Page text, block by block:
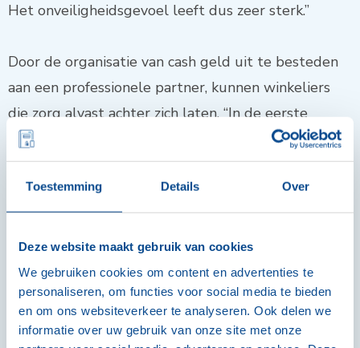
Toestemming Details Over
Deze website maakt gebruik van cookies
We gebruiken cookies om content en advertenties te
personaliseren, om functies voor social media te bieden
en om ons websiteverkeer te analyseren. Ook delen we
informatie over uw gebruik van onze site met onze
Het onveiligheidsgevoel leeft dus zeer sterk.”
Door de organisatie van cash geld uit te besteden
aan een professionele partner, kunnen winkeliers
die zorg alvast achter zich laten. “In de eerste
plaats is er natuurlijk het traditionele
waardentransport, waarbij we op vaste tijdstippen
contant geld komen ophalen en wisselgeld
afleveren. Twee dagen later staat het geld op de
rekening van de winkelier, die dus niet meer de
baan op moet.”
Slim cash management